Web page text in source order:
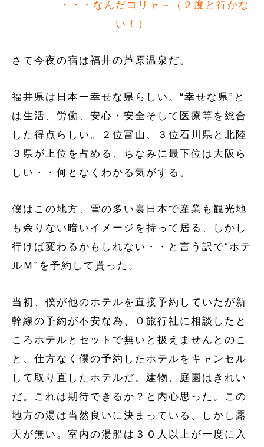
・・・なんだコリャ～（２度と行かな
い！）
さて今夜の宿は福井の芦原温泉だ。
福井県は日本一幸せな県らしい。“幸せな県”と
は生活、労働、安心・安全そして医療等を総合
した得点らしい。２位富山、３位石川県と北陸
３県が上位を占める、ちなみに最下位は大阪ら
しい・・何となくわかる気がする。
僕はこの地方、雪の多い裏日本で産業も観光地
も余りない暗いイメージを持って居る、しかし
行けば変わるかもしれない・・と言う訳で“ホテ
ルＭ”を予約して貰った。
当初、僕が他のホテルを直接予約していたが新
幹線の予約が不安な為、Ｏ旅行社に相談したと
ころホテルとセットで無いと扱えませんとのこ
と、仕方なく僕の予約したホテルをキャンセル
して取り直したホテルだ。建物、庭園はきれい
だ。これは期待できるか？と内心思った。この
地方の湯は当然良いに決まっている、しかし露
天が無い。室内の湯船は３０人以上が一度に入